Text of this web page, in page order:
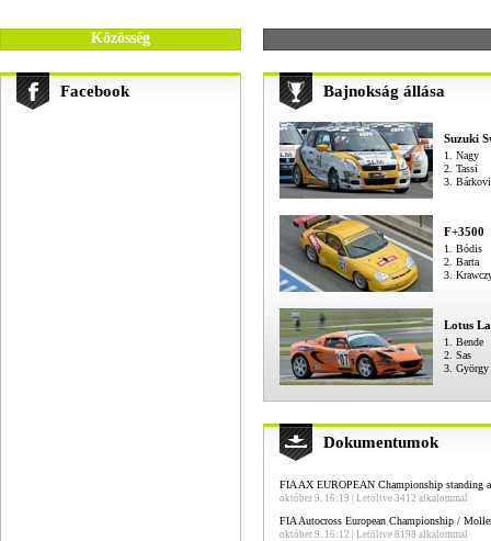
Közösség
Facebook Bajnokság állása
Suzuki
1. Nagy
2. Tassi
3.
F+3500
1. Bódis
2. Barta
3.
Lotus
1. Bende
2. Sas
3. György
Dokumentumok
FIA AX EUROPEAN Championship standing
október 9. 16:19 | Letöltve 3412 alkalommal
FIA Autocross European Championship /
október 9. 16:12 | Letöltve 8198 alkalommal